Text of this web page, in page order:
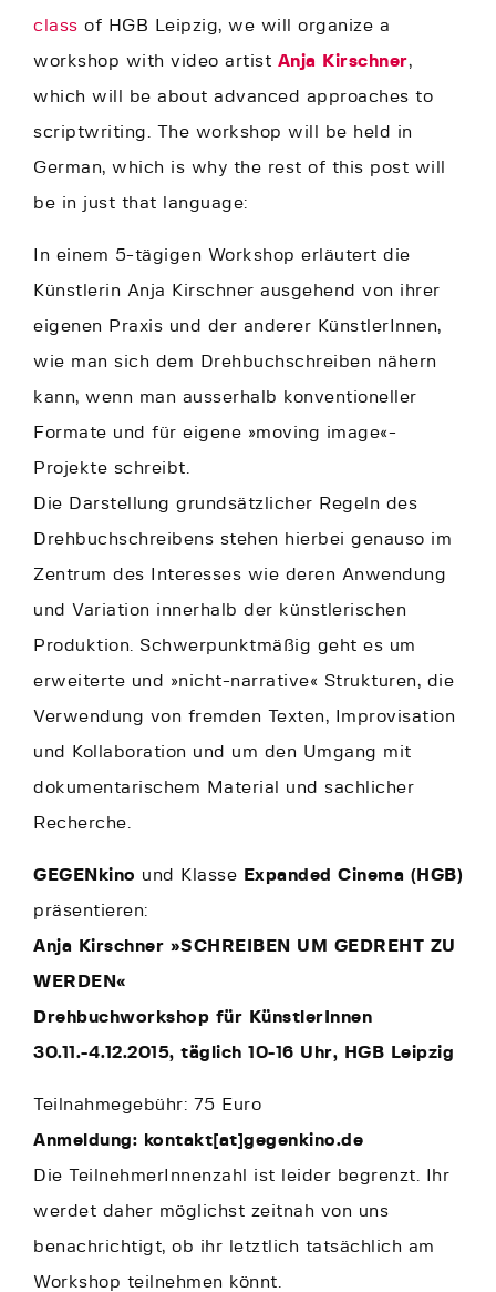
class of HGB Leipzig, we will organize a
workshop with video artist Anja Kirschner,
which will be about advanced approaches to
scriptwriting. The workshop will be held in
German, which is why the rest of this post will
be in just that language:
In einem 5-tägigen Workshop erläutert die
Künstlerin Anja Kirschner ausgehend von ihrer
eigenen Praxis und der anderer KünstlerInnen,
wie man sich dem Drehbuchschreiben nähern
kann, wenn man ausserhalb konventioneller
Formate und für eigene »moving image«-
Projekte schreibt.
Die Darstellung grundsätzlicher Regeln des
Drehbuchschreibens stehen hierbei genauso im
Zentrum des Interesses wie deren Anwendung
und Variation innerhalb der künstlerischen
Produktion. Schwerpunktmäßig geht es um
erweiterte und »nicht-narrative« Strukturen, die
Verwendung von fremden Texten, Improvisation
und Kollaboration und um den Umgang mit
dokumentarischem Material und sachlicher
Recherche.
GEGENkino und Klasse
Expanded Cinema (HGB)
präsentieren:
Anja Kirschner »SCHREIBEN UM GEDREHT ZU
WERDEN«
Drehbuchworkshop für KünstlerInnen
30.11.-4.12.2015, täglich 10-16 Uhr, HGB Leipzig
Teilnahmegebühr: 75 Euro
Anmeldung: kontakt[at]gegenkino.de
Die TeilnehmerInnenzahl ist leider begrenzt. Ihr
werdet daher möglichst zeitnah von uns
benachrichtigt, ob ihr letztlich tatsächlich am
Workshop teilnehmen könnt.